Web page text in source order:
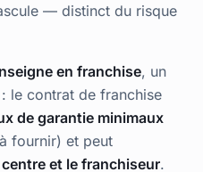
— distinct du risque
en franchise, un
le contrat de franchise
de garantie minimaux
fournir) et peut
centre et le franchiseur.